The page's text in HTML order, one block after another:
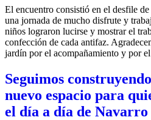
El encuentro consistió en el desfile
una jornada de mucho disfrute y
niños lograron lucirse y mostrar el
confección de cada antifaz.
jardín por el acompañamiento y por
Seguimos
nuevo espacio para
el día a día de Navarro